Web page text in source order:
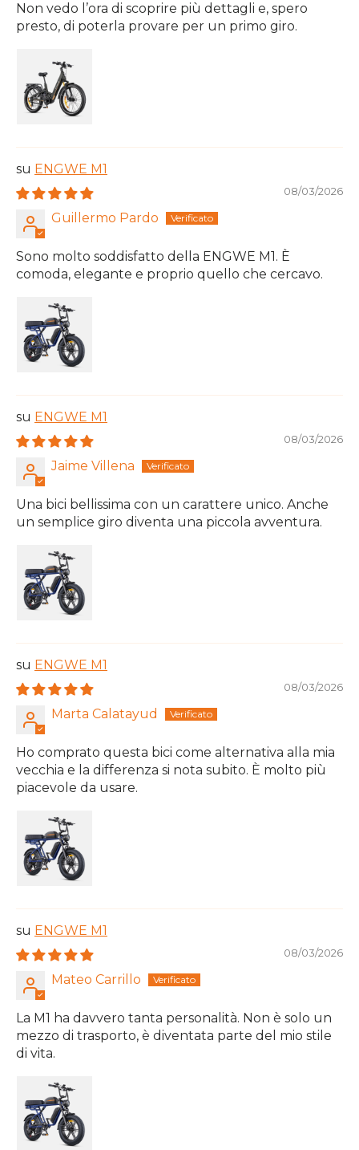
Non vedo l’ora di scoprire più dettagli e, spero
presto, di poterla provare per un primo giro.
ENGWE M1
08/03/2026
Guillermo Pardo
Sono molto soddisfatto della ENGWE M1. È
comoda, elegante e proprio quello che cercavo.
ENGWE M1
08/03/2026
Jaime Villena
Una bici bellissima con un carattere unico. Anche
un semplice giro diventa una piccola avventura.
ENGWE M1
08/03/2026
Marta Calatayud
Ho comprato questa bici come alternativa alla mia
vecchia e la differenza si nota subito. È molto più
piacevole da usare.
ENGWE M1
08/03/2026
Mateo Carrillo
La M1 ha davvero tanta personalità. Non è solo un
mezzo di trasporto, è diventata parte del mio stile
di vita.